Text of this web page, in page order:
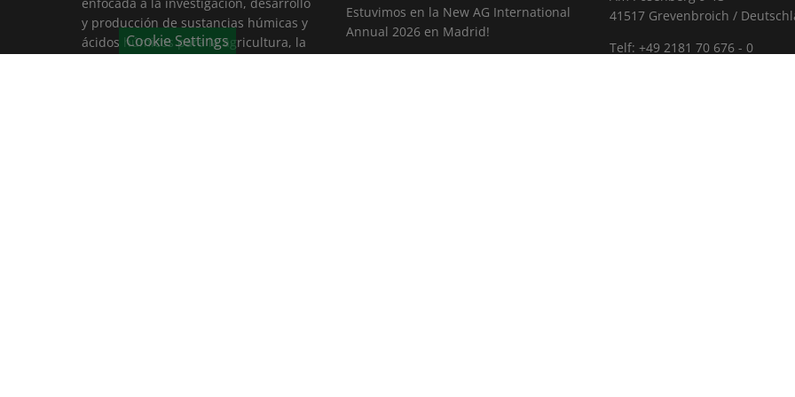
y producción de sustancias húmicas y
ácidos húmicos para la agricultura, la
Estuvimos en la New AG International
Annual 2026 en Madrid!
La vicepresidenta del Parlamento
41517 Grevenbroich /
Telf: +49 2181 70 676 - 0
Cookie Settings